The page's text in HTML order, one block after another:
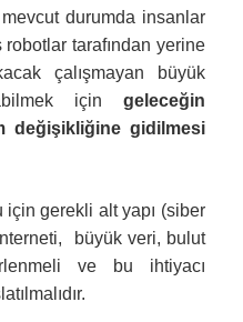
durumda insanlar
robotlar tarafından yerine
çalışmayan büyük
için geleceğin
değişikliğine gidilmesi
gerekli alt yapı (siber
büyük veri, bulut
ve bu ihtiyacı